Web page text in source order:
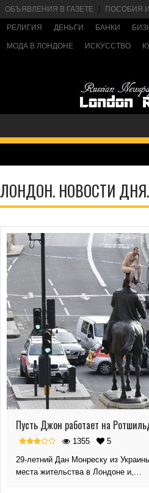
ОБЪЯВЛЕНИЯ В ГАЗЕТЕ ПОСОБИЯ
РЕЛИГИЯ ДЕНЬГИ БАНКИ
МОДА В ЛОНДОНЕ ИСКУССТВО
ЛОНДОН. НОВОСТИ ДНЯ.
Пусть Джон работает на
1355
5
29-летний Дан Монреску из
места жительства в Лондоне и,…